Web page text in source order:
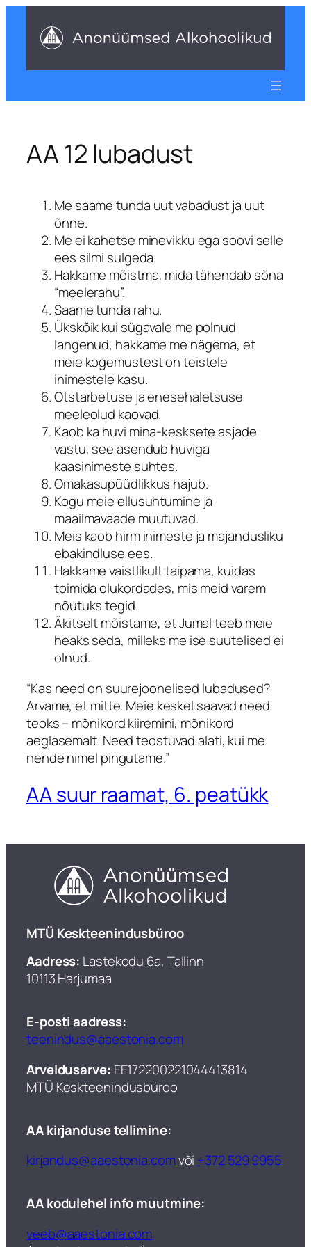
juurde
AA 12 lubadust
Me saame tunda uut vabadust ja uut
õnne.
Me ei kahetse minevikku ega soovi selle
ees silmi sulgeda.
Hakkame mõistma, mida tähendab sõna
“meelerahu”.
Saame tunda rahu.
Ükskõik kui sügavale me polnud
langenud, hakkame me nägema, et
meie kogemustest on teistele
inimestele kasu.
Otstarbetuse ja enesehaletsuse
meeleolud kaovad.
Kaob ka huvi mina-kesksete asjade
vastu, see asendub huviga
kaasinimeste suhtes.
Omakasupüüdlikkus hajub.
Kogu meie ellusuhtumine ja
maailmavaade muutuvad.
Meis kaob hirm inimeste ja majandusliku
ebakindluse ees.
Hakkame vaistlikult taipama, kuidas
toimida olukordades, mis meid varem
nõutuks tegid.
Äkitselt mõistame, et Jumal teeb meie
heaks seda, milleks me ise suutelised ei
olnud.
“Kas need on suurejoonelised lubadused?
Arvame, et mitte. Meie keskel saavad need
teoks – mõnikord kiiremini, mõnikord
aeglasemalt. Need teostuvad alati, kui me
nende nimel pingutame.”
AA suur raamat, 6. peatükk
​MTÜ Keskteenindusbüroo
Aadress: Lastekodu 6a, Tallinn
10113 Harjumaa
E-posti aadress:
teenindus@aaestonia.com
Arveldusarve: EE172200221044413814
MTÜ Keskteenindusbüroo​
AA kirjanduse tellimine:
kirjandus@aaestonia.comvõi +372 529 9955
AA kodulehel info muutmine:
veeb@aaestonia.com